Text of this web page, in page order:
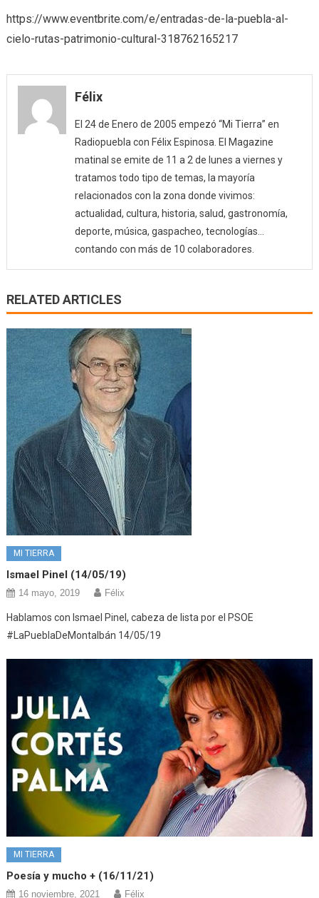
https://www.eventbrite.com/e/entradas-de-la-puebla-al-
cielo-rutas-patrimonio-cultural-318762165217
Félix
El 24 de Enero de 2005 empezó “Mi Tierra” en
Radiopuebla con Félix Espinosa. El Magazine
matinal se emite de 11 a 2 de lunes a viernes y
tratamos todo tipo de temas, la mayoría
relacionados con la zona donde vivimos:
actualidad, cultura, historia, salud, gastronomía,
deporte, música, gaspacheo, tecnologías…
contando con más de 10 colaboradores.
RELATED ARTICLES
MI TIERRA
Ismael Pinel (14/05/19)
14 mayo, 2019 Félix
Hablamos con Ismael Pinel, cabeza de lista por el PSOE
#LaPueblaDeMontalbán 14/05/19
MI TIERRA
Poesía y mucho + (16/11/21)
16 noviembre, 2021 Félix